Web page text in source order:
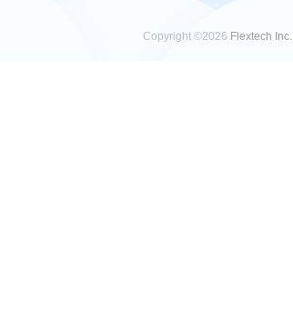
Copyright ©2026 Flextech Inc.